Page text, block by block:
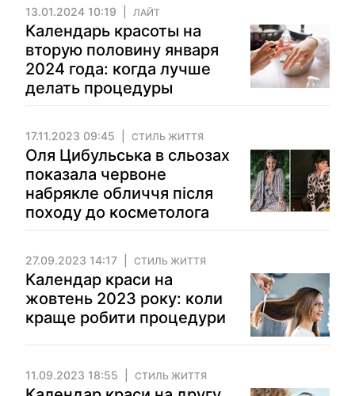
13.01.2024 10:19 ЛАЙТ
Календарь красоты на
вторую половину января
2024 года: когда лучше
делать процедуры
17.11.2023 09:45 СТИЛЬ ЖИТТЯ
Оля Цибульська в сльозах
показала червоне
набрякле обличчя після
походу до косметолога
27.09.2023 14:17 СТИЛЬ ЖИТТЯ
Календар краси на
жовтень 2023 року: коли
краще робити процедури
11.09.2023 18:55 СТИЛЬ ЖИТТЯ